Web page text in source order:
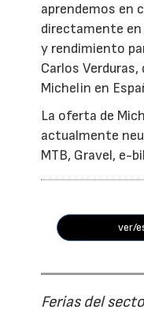
aprendemos en
directamente en
y rendimiento
Carlos
Michelin en
La oferta de
actualmente
MTB, Gravel, e-
ver/
Ferias del